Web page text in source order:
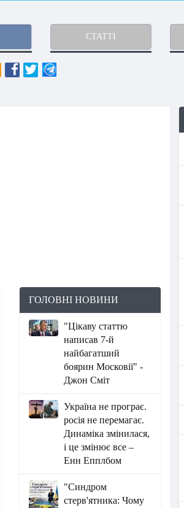
СТАТТІ
ГОЛОВНІ НОВИНИ
"Цікаву статтю
написав 7-й
найбагатший
боярин Московії" -
Джон Сміт
Україна не програє.
росія не перемагає.
Динаміка змінилася,
і це змінює все –
Енн Епплбом
"Синдром
стерв'ятника: Чому